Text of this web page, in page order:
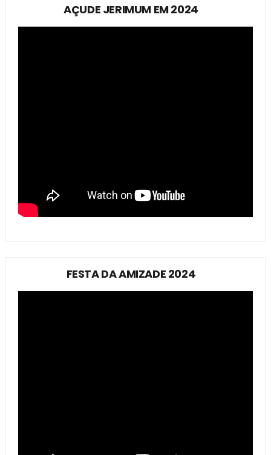
AÇUDE JERIMUM EM 2024
FESTA DA AMIZADE 2024